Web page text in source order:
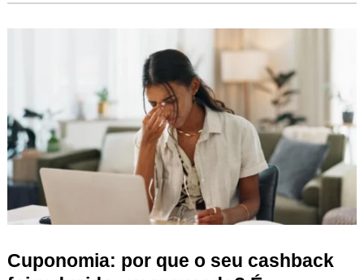
Cuponomia: por que o seu cashback